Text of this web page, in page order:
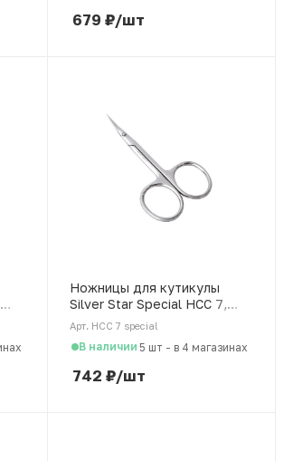
679 ₽/шт
Ножницы для кутикулы
Silver Star Special НСС 7,
тонкие укороченные лезвия
Арт. НСС 7 special
В наличии 5 шт - в 4 магазинах
742 ₽/шт